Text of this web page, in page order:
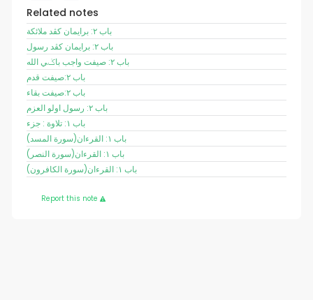
Related notes
باب ٢: برايمان کڤد ملائکة
باب ٢: برايمان کڤد رسول
باب ٢: صيفت واجب باݢي الله
باب ٢:صيفت قدم
باب ٢:صيفت بقاء
باب ٢: رسول اولو العزم
باب ١: تلاوة : جزء
(سورة المسد)باب ١: القرءان
(سورة النصر)باب ١: القرءان
(سورة الكافرون)باب ١: القرءان
Report this note